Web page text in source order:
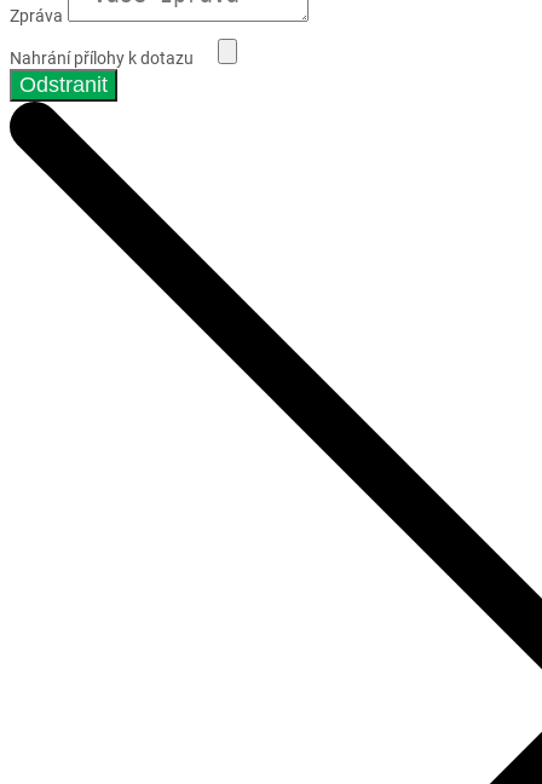
Zpráva
Nahrání přílohy k dotazu
Odstranit